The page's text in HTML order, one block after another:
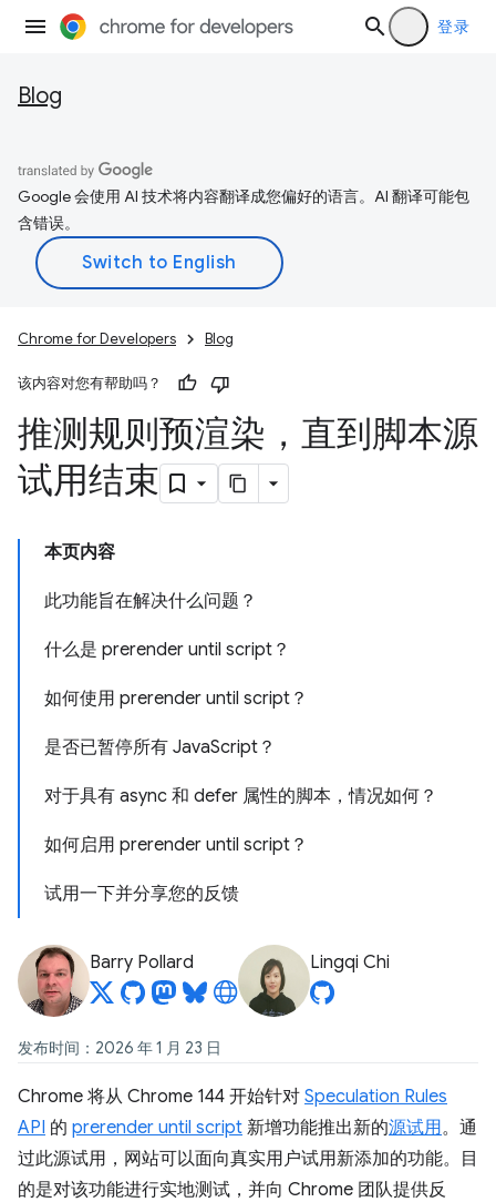
登录
Blog
Google 会使用 AI 技术将内容翻译成您偏好的语言。AI 翻译可能包
含错误。
Chrome for Developers Blog
该内容对您有帮助吗？
推测规则预渲染，直到脚本源
试用结束
本页内容
此功能旨在解决什么问题？
什么是 prerender until script？
如何使用 prerender until script？
是否已暂停所有 JavaScript？
对于具有 async 和 defer 属性的脚本，情况如何？
如何启用 prerender until script？
试用一下并分享您的反馈
Barry Pollard Lingqi Chi
发布时间：2026 年 1 月 23 日
Chrome 将从 Chrome 144 开始针对 Speculation Rules
API 的 prerender until script 新增功能推出新的源试用。通
过此源试用，网站可以面向真实用户试用新添加的功能。目
的是对该功能进行实地测试，并向 Chrome 团队提供反